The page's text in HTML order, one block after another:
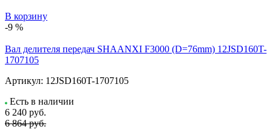
В корзину
-9 %
Вал делителя передач SHAANXI F3000 (D=76mm) 12JSD160T-
1707105
Артикул: 12JSD160T-1707105
Есть в наличии
6 240 руб.
6 864 руб.